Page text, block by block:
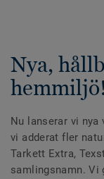
Nya,
hemmiljö!
Nu lanserar vi
vi adderat fler
Tarkett Extra,
samlingsnamn. Vi